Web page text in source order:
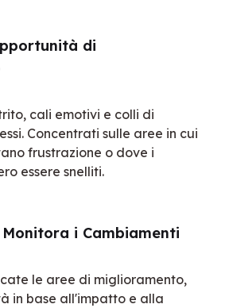
di
cali emotivi e colli di
Concentrati sulle aree in cui
frustrazione o dove i
essere snelliti.
i Cambiamenti
le aree di miglioramento,
in base all'impatto e alla